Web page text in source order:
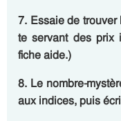
7. Essaie de
te servant des prix
fiche aide.)
8. Le nombre-
aux indices, puis